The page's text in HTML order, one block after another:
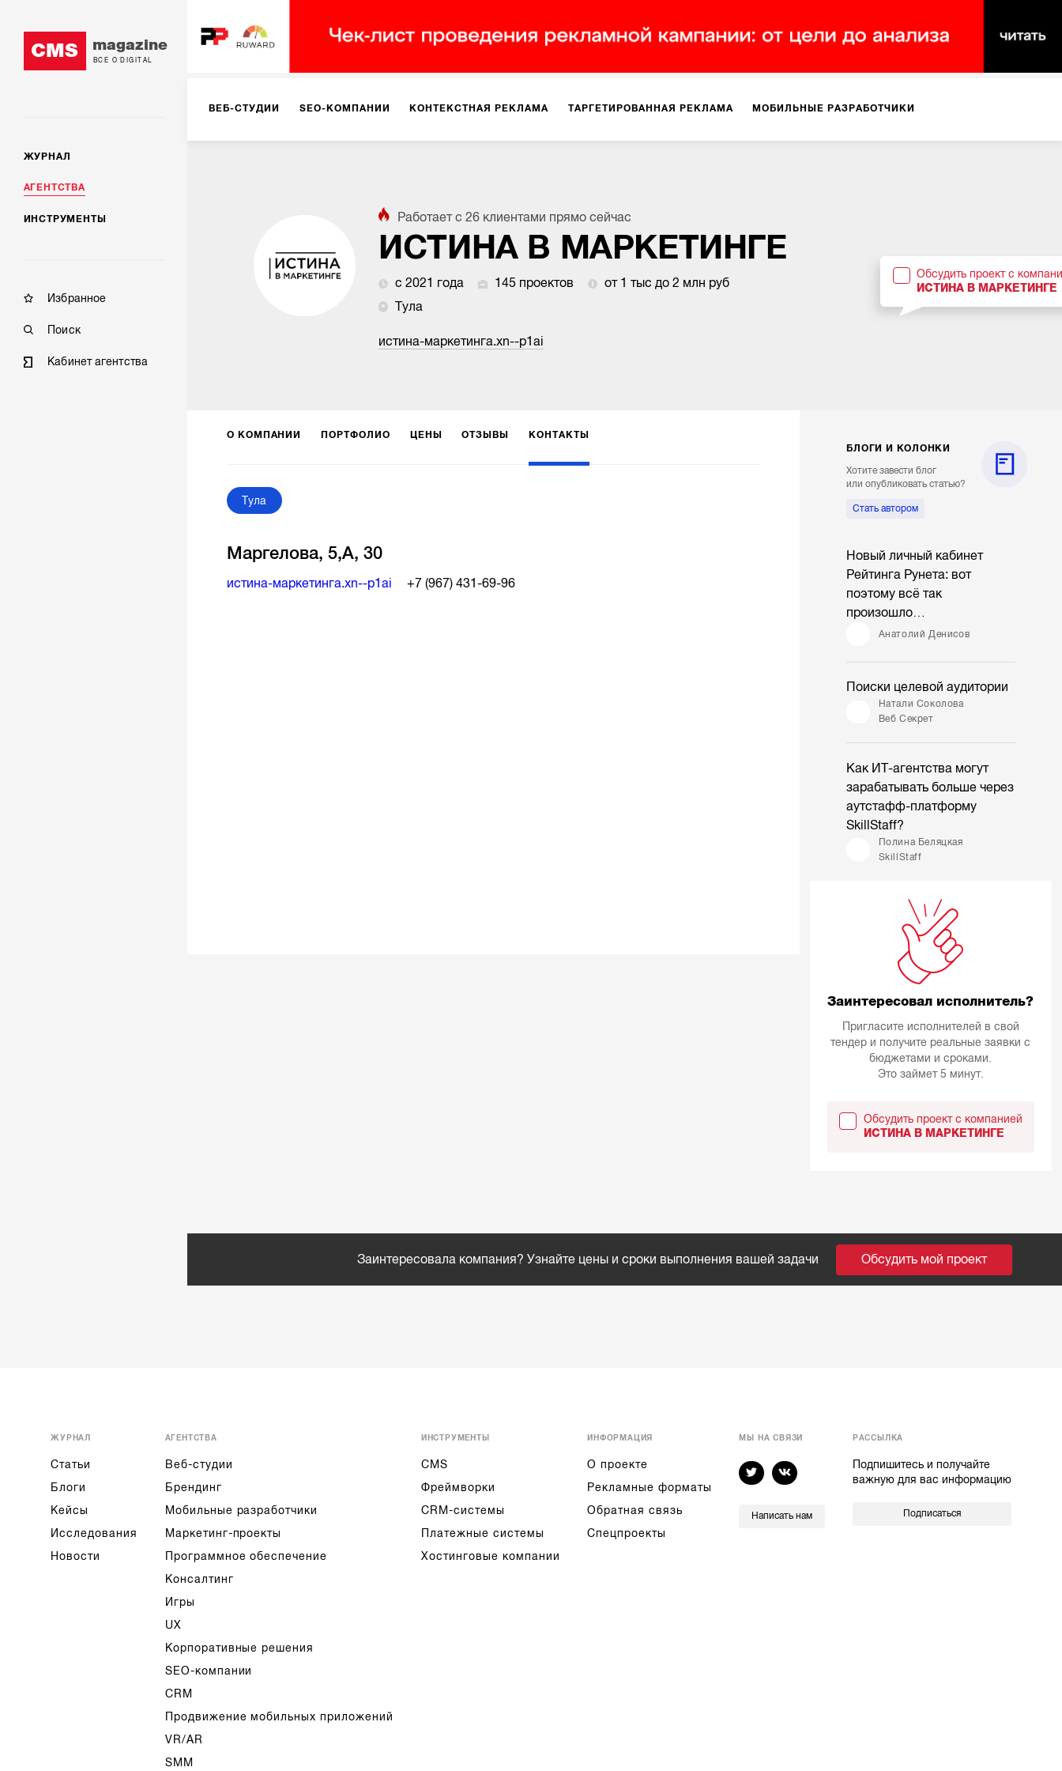
CMS magazine
ВСЕ О DIGITAL
ЖУРНАЛ
АГЕНТСТВА
ИНСТРУМЕНТЫ
Избранное
Поиск
Кабинет агентства
ВЕБ-СТУДИИ SEO-КОМПАНИИ КОНТЕКСТНАЯ РЕКЛАМА ТАРГЕТИРОВАННАЯ РЕКЛАМА МОБИЛЬНЫЕ РАЗРАБОТЧИКИ
РЕКЛАМА НА ИНТЕРНЕТ-ПЛОЩАДКАХ РАБОТА С МАРКЕТПЛЕЙСАМИ ФОТО ПРОДВИЖЕНИЕ МОБИЛЬНЫХ ПРИЛОЖЕНИЙ
Работает с26 клиентами прямо сейчас
ИСТИНА В МАРКЕТИНГЕ
с 2021 года 145 проектов
от 1 тыс до 2 млн руб
Тула
истина-маркетинга.xn--p1ai
Обсудить проект с
ИСТИНА В МАРКЕТИНГЕ
О КОМПАНИИ ПОРТФОЛИО ЦЕНЫ ОТЗЫВЫ КОНТАКТЫ
Тула
Маргелова, 5,А, 30
истина-маркетинга.xn--p1ai +7 (967) 431-69-96
БЛОГИ И КОЛОНКИ
Хотите завести блог
или опубликовать статью?
Стать автором
Новый личный кабинет
Рейтинга Рунета: вот
поэтому всё так
произошло…
Анатолий Денисов
Поиски целевой аудитории
Натали Соколова
Веб Секрет
Как ИТ-агентства могут
зарабатывать больше через
аутстафф-платформу
SkillStaff?
Полина Беляцкая
SkillStaff
Заинтересовал исполнитель?
Пригласите исполнителей в свой
тендер и получите реальные заявки с
бюджетами и сроками.
Это займет 5 минут.
Обсудить проект с компанией
ИСТИНА В МАРКЕТИНГЕ
Заинтересовала компания? Узнайте цены и сроки выполнения вашей задачи Обсудить мой проект
ЖУРНАЛ
Статьи
Блоги
Кейсы
Исследования
Новости
АГЕНТСТВА
Веб-студии
Брендинг
Мобильные разработчики
Маркетинг-проекты
Программное обеспечение
Консалтинг
Игры
UX
Корпоративные решения
SEO-компании
CRM
Продвижение мобильных приложений
VR/AR
SMM
ИНСТРУМЕНТЫ
CMS
Фреймворки
CRM-системы
Платежные системы
Хостинговые компании
ИНФОРМАЦИЯ
О проекте
Рекламные форматы
Обратная связь
Спецпроекты
МЫ НА СВЯЗИ
Написать нам
РАССЫЛКА
Подпишитесь и получайте
важную для вас информацию
Подписаться